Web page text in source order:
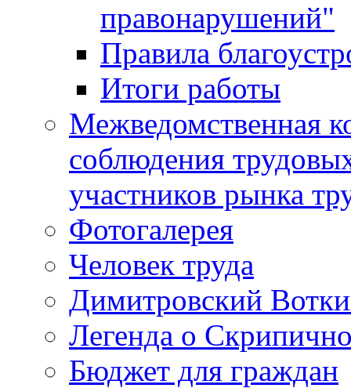
правонарушений"
Правила
Итоги работы
Межведомственная
соблюдения
участников рынка
Фотогалерея
Человек труда
Димитровский
Легенда о
Бюджет для граждан